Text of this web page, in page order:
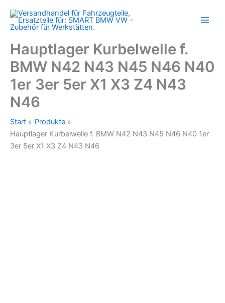
Inhalt
springen
Hauptlager Kurbelwelle f.
BMW N42 N43 N45 N46 N40
1er 3er 5er X1 X3 Z4 N43
N46
Start
Produkte
Hauptlager Kurbelwelle f. BMW N42 N43 N45 N46 N40 1er
3er 5er X1 X3 Z4 N43 N46
N45
N46
N40
1er
3er
5er
X1
X3